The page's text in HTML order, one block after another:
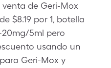
de Geri-Mox
$8.19 por 1, botella
5ml pero
usando un
Geri-Mox y